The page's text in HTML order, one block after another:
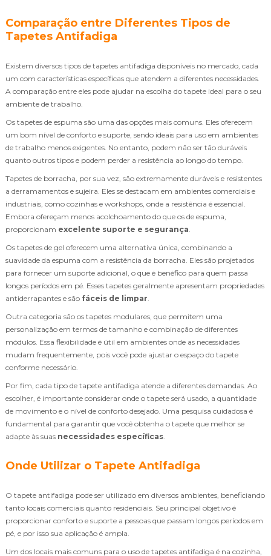
Comparação entre Diferentes Tipos de
Tapetes Antifadiga
Existem diversos tipos de tapetes antifadiga disponíveis no mercado, cada
um com características específicas que atendem a diferentes necessidades.
A comparação entre eles pode ajudar na escolha do tapete ideal para o seu
ambiente de trabalho.
Os tapetes de espuma são uma das opções mais comuns. Eles oferecem
um bom nível de conforto e suporte, sendo ideais para uso em ambientes
de trabalho menos exigentes. No entanto, podem não ser tão duráveis
quanto outros tipos e podem perder a resistência ao longo do tempo.
Tapetes de borracha, por sua vez, são extremamente duráveis e resistentes
a derramamentos e sujeira. Eles se destacam em ambientes comerciais e
industriais, como cozinhas e workshops, onde a resistência é essencial.
Embora ofereçam menos acolchoamento do que os de espuma,
proporcionam excelente suporte e segurança
Os tapetes de gel oferecem uma alternativa única, combinando a
suavidade da espuma com a resistência da borracha. Eles são projetados
para fornecer um suporte adicional, o que é benéfico para quem passa
longos períodos em pé. Esses tapetes geralmente apresentam propriedades
antiderrapantes e são fáceis de limpar
Outra categoria são os tapetes modulares, que permitem uma
personalização em termos de tamanho e combinação de diferentes
módulos. Essa flexibilidade é útil em ambientes onde as necessidades
mudam frequentemente, pois você pode ajustar o espaço do tapete
conforme necessário.
Por fim, cada tipo de tapete antifadiga atende a diferentes demandas. Ao
escolher, é importante considerar onde o tapete será usado, a quantidade
de movimento e o nível de conforto desejado. Uma pesquisa cuidadosa é
fundamental para garantir que você obtenha o tapete que melhor se
adapte às suas necessidades específicas
Onde Utilizar o Tapete Antifadiga
O tapete antifadiga pode ser utilizado em diversos ambientes, beneficiando
tanto locais comerciais quanto residenciais. Seu principal objetivo é
proporcionar conforto e suporte a pessoas que passam longos períodos em
pé, e por isso sua aplicação é ampla.
Um dos locais mais comuns para o uso de tapetes antifadiga é na cozinha,